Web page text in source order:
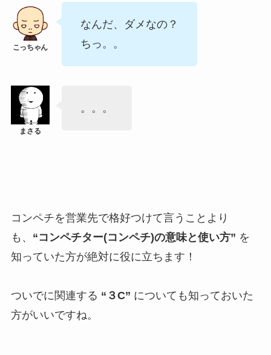
なんだ、ダメなの？
ちっ。。
。。。
コンペチを営業先で格好つけて言うことより
も、 “コンペチター(コンペチ)の意味と使い方” を
知っていた方が絶対に役に立ちます！
ついでに関連する “３C” についても知っておいた
方がいいですね。